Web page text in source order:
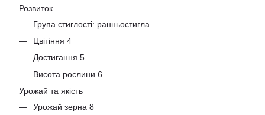
Розвиток
Група стиглості: ранньостигла
Цвітіння 4
Достигання 5
Висота рослини 6
Урожай та якість
Урожай зерна 8